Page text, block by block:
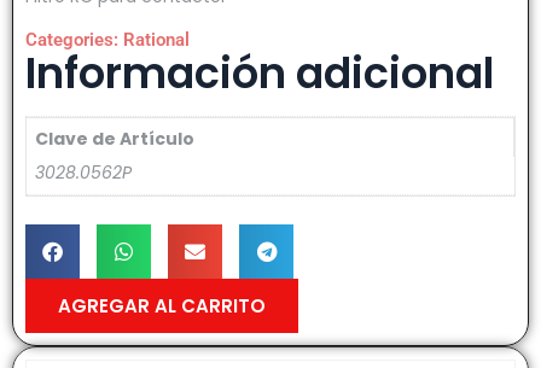
Categories: Rational
Información adicional
Clave de Artículo
3028.0562P
AGREGAR AL CARRITO